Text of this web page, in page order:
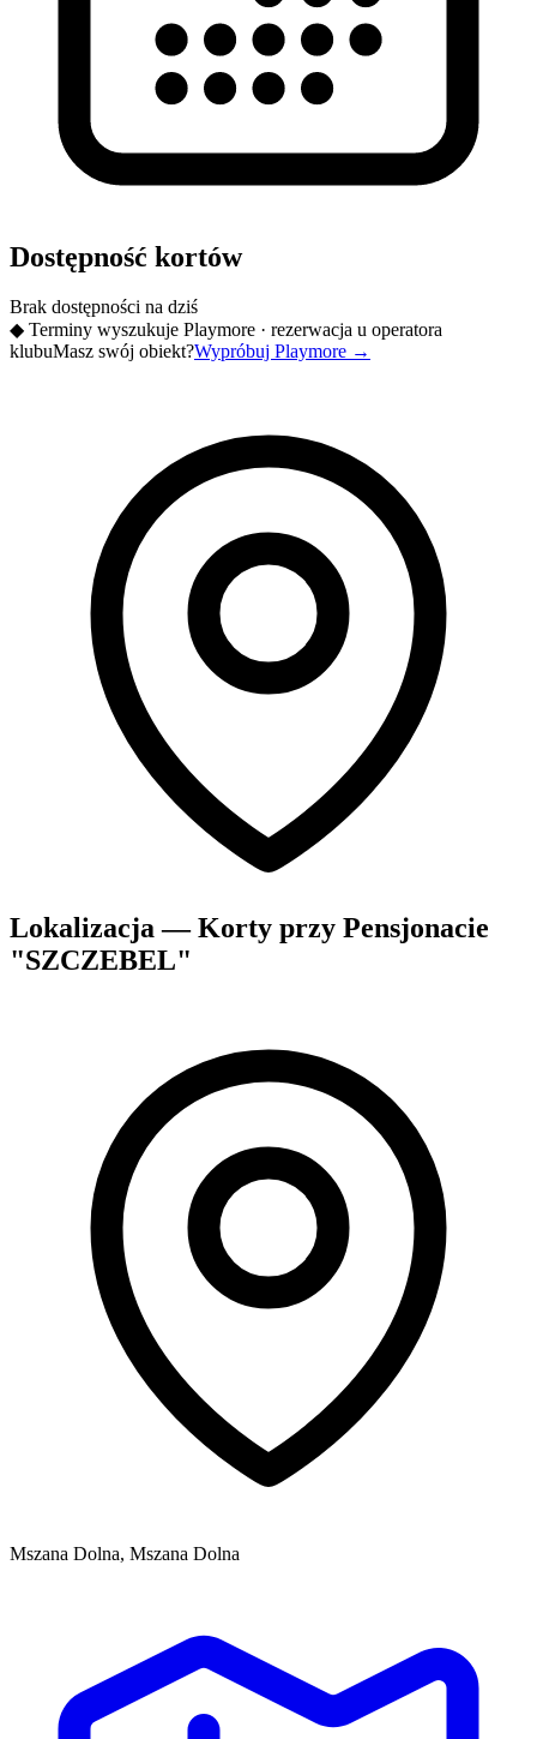
Dostępność kortów
Brak dostępności na dziś
◆ Terminy wyszukuje Playmore · rezerwacja u operatora
klubuMasz swój obiekt?Wypróbuj Playmore →
Lokalizacja — Korty przy Pensjonacie
"SZCZEBEL"
Mszana Dolna, Mszana Dolna